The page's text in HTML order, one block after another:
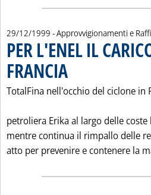
29/12/1999 - Approvvigionamenti e
PER L'ENEL IL
FRANCIA
TotalFina nell'occhio del ciclone in
petroliera Erika al largo delle
mentre continua il rimpallo delle
atto per prevenire e contenere la